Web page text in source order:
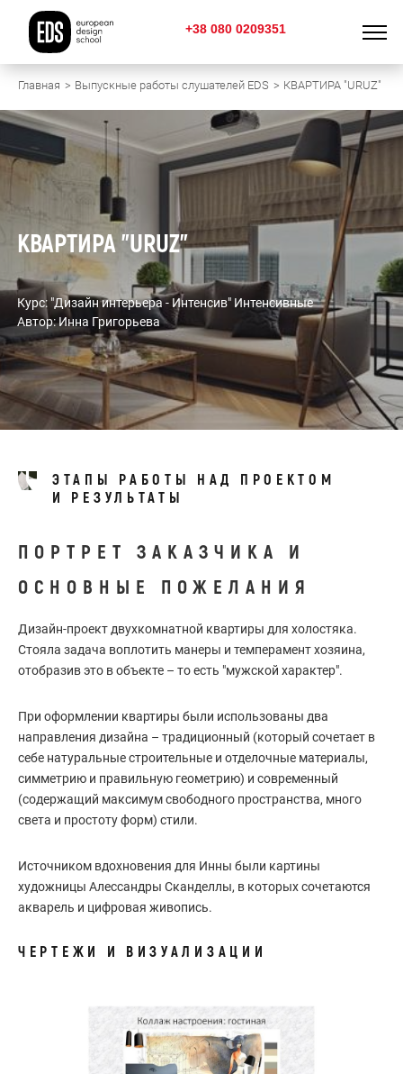
+38 080 0209351
Главная Выпускные работы слушателей EDS КВАРТИРА "URUZ"
КВАРТИРА "URUZ"
Курс: "Дизайн интерьера - Интенсив" Интенсивные
Автор: Инна Григорьева
ЭТАПЫ РАБОТЫ НАД ПРОЕКТОМ
И РЕЗУЛЬТАТЫ
ПОРТРЕТ ЗАКАЗЧИКА И
ОСНОВНЫЕ ПОЖЕЛАНИЯ
Дизайн-проект двухкомнатной квартиры для холостяка.
Стояла задача воплотить манеры и темперамент хозяина,
отобразив это в объекте – то есть "мужской характер".
При оформлении квартиры были использованы два
направления дизайна – традиционный (который сочетает в
себе натуральные строительные и отделочные материалы,
симметрию и правильную геометрию) и современный
(содержащий максимум свободного пространства, много
света и простоту форм) стили.
Источником вдохновения для Инны были картины
художницы Алессандры Сканделлы, в которых сочетаются
акварель и цифровая живопись.
ЧЕРТЕЖИ И ВИЗУАЛИЗАЦИИ